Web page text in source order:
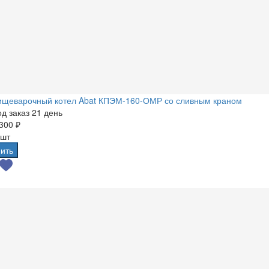
котел Abat КПЭМ-160-ОМР со сливным краном
заказ 21 день
₽